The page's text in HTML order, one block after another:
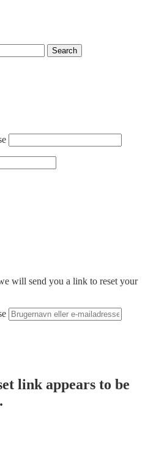
Search
will send you a link to reset your
link appears to be